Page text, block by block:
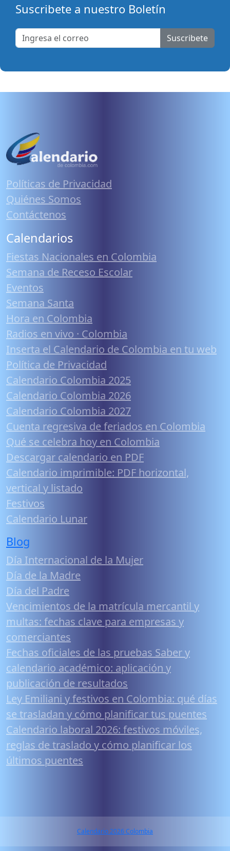
Suscribete a nuestro Boletín
Suscribete
Políticas de Privacidad
Quiénes Somos
Contáctenos
Calendarios
Fiestas Nacionales en Colombia
Semana de Receso Escolar
Eventos
Semana Santa
Hora en Colombia
Radios en vivo · Colombia
Inserta el Calendario de Colombia en tu web
Política de Privacidad
Calendario Colombia 2025
Calendario Colombia 2026
Calendario Colombia 2027
Cuenta regresiva de feriados en Colombia
Qué se celebra hoy en Colombia
Descargar calendario en PDF
Calendario imprimible: PDF horizontal,
vertical y listado
Festivos
Calendario Lunar
Blog
Día Internacional de la Mujer
Día de la Madre
Día del Padre
Vencimientos de la matrícula mercantil y
multas: fechas clave para empresas y
comerciantes
Fechas oficiales de las pruebas Saber y
calendario académico: aplicación y
publicación de resultados
Ley Emiliani y festivos en Colombia: qué días
se trasladan y cómo planificar tus puentes
Calendario laboral 2026: festivos móviles,
reglas de traslado y cómo planificar los
últimos puentes
Calendario 2026 Colombia